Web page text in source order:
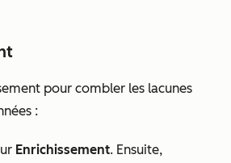
pour combler les lacunes
:
Enrichissement. Ensuite,